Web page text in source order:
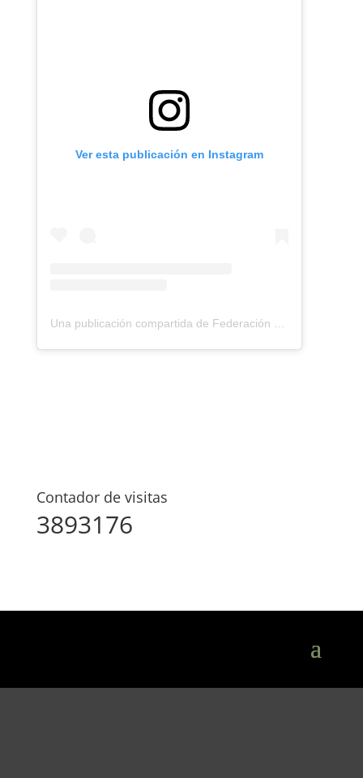
Ver esta publicación en Instagram
Una publicación compartida de Federación Montañismo Tenerife (@federacion_montanismo_tenerife)
Contador de visitas
3893176